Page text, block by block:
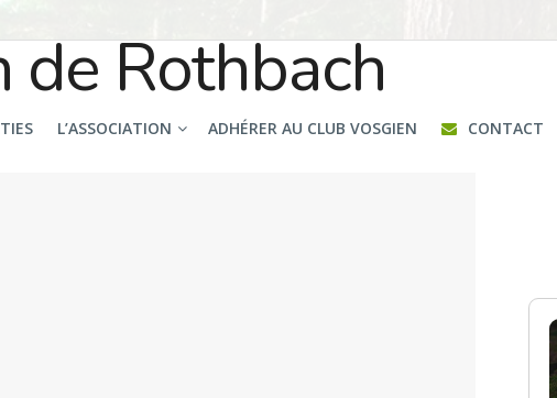
L’ASSOCIATION ADHÉRER AU CLUB VOSGIEN CONTACT